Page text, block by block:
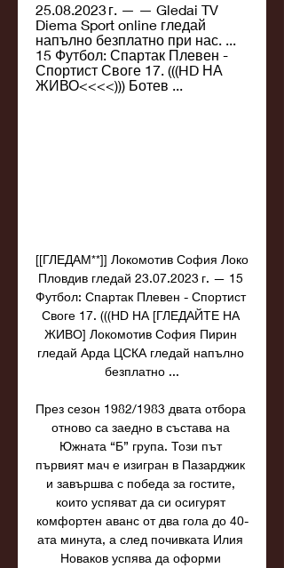
25.08.2023 г. — — Gledai TV
Diema Sport online гледай
напълно безплатно при нас. ...
15 Футбол: Спартак Плевен -
Спортист Своге 17. (((HD НА
ЖИВО<<<<))) Ботев ...
[[ГЛЕДАМ**]] Локомотив София Локо
Пловдив гледай 23.07.2023 г. — 15
Футбол: Спартак Плевен - Спортист
Своге 17. (((HD НА [ГЛЕДАЙТЕ НА
ЖИВО] Локомотив София Пирин
гледай Арда ЦСКА гледай напълно
безплатно ...
През сезон 1982/1983 двата отбора
отново са заедно в състава на
Южната “Б” група. Този път
първият мач е изигран в Пазарджик
и завършва с победа за гостите,
които успяват да си осигурят
комфортен аванс от два гола до 40-
ата минута, а след почивката Илия
Новаков успява да оформи